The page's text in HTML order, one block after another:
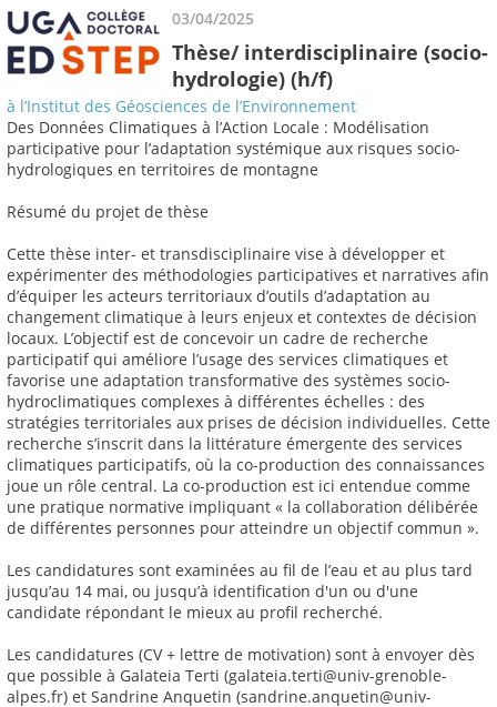
03/04/2025
Thèse/ interdisciplinaire (socio-
hydrologie) (h/f)
à l’Institut des Géosciences de l’Environnement
Des Données Climatiques à l’Action Locale : Modélisation
participative pour l’adaptation systémique aux risques socio-
hydrologiques en territoires de montagne
Résumé du projet de thèse
Cette thèse inter- et transdisciplinaire vise à développer et
expérimenter des méthodologies participatives et narratives afin
d’équiper les acteurs territoriaux d’outils d’adaptation au
changement climatique à leurs enjeux et contextes de décision
locaux. L’objectif est de concevoir un cadre de recherche
participatif qui améliore l’usage des services climatiques et
favorise une adaptation transformative des systèmes socio-
hydroclimatiques complexes à différentes échelles : des
stratégies territoriales aux prises de décision individuelles. Cette
recherche s’inscrit dans la littérature émergente des services
climatiques participatifs, où la co-production des connaissances
joue un rôle central. La co-production est ici entendue comme
une pratique normative impliquant « la collaboration délibérée
de différentes personnes pour atteindre un objectif commun ».
Les candidatures sont examinées au fil de l’eau et au plus tard
jusqu’au 14 mai, ou jusqu’à identification d'un ou d'une
candidate répondant le mieux au profil recherché.
Les candidatures (CV + lettre de motivation) sont à envoyer dès
que possible à Galateia Terti (galateia.terti@univ-grenoble-
alpes.fr) et Sandrine Anquetin (sandrine.anquetin@univ-